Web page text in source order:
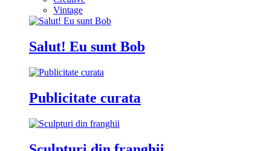
Vintage
Salut! Eu sunt Bob
Publicitate curata